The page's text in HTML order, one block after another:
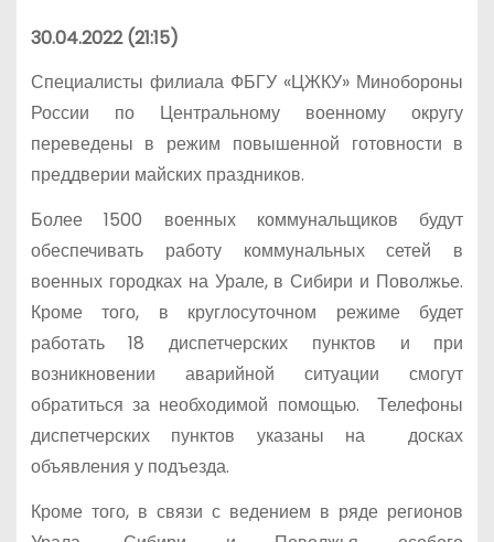
30.04.2022 (21:15)
Специалисты филиала ФБГУ «ЦЖКУ» Минобороны
России по Центральному военному округу
переведены в режим повышенной готовности в
преддверии майских праздников.
Более 1500 военных коммунальщиков будут
обеспечивать работу коммунальных сетей в
военных городках на Урале, в Сибири и Поволжье.
Кроме того, в круглосуточном режиме будет
работать 18 диспетчерских пунктов и при
возникновении аварийной ситуации смогут
обратиться за необходимой помощью. Телефоны
диспетчерских пунктов указаны на досках
объявления у подъезда.
Кроме того, в связи с ведением в ряде регионов